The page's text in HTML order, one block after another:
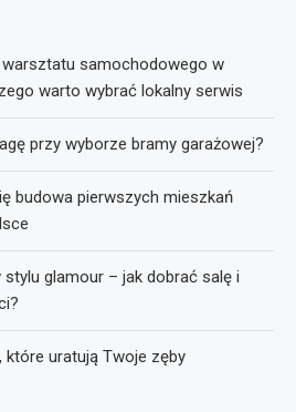
samochodowego w
warto wybrać lokalny serwis
przy wyborze bramy garażowej?
budowa pierwszych mieszkań
glamour – jak dobrać salę i
które uratują Twoje zęby